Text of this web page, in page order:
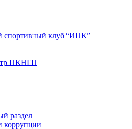
спортивный клуб “ИПК”
ПКНГП
раздел
коррупции